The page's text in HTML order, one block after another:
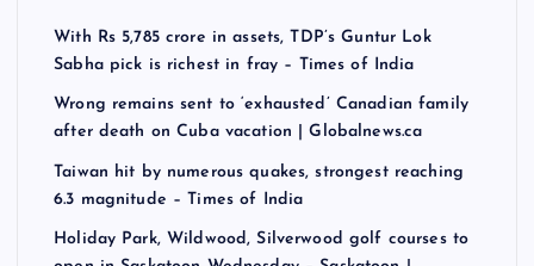
With Rs 5,785 crore in assets, TDP’s Guntur Lok
Sabha pick is richest in fray – Times of India
Wrong remains sent to ‘exhausted’ Canadian family
after death on Cuba vacation | Globalnews.ca
Taiwan hit by numerous quakes, strongest reaching
6.3 magnitude – Times of India
Holiday Park, Wildwood, Silverwood golf courses to